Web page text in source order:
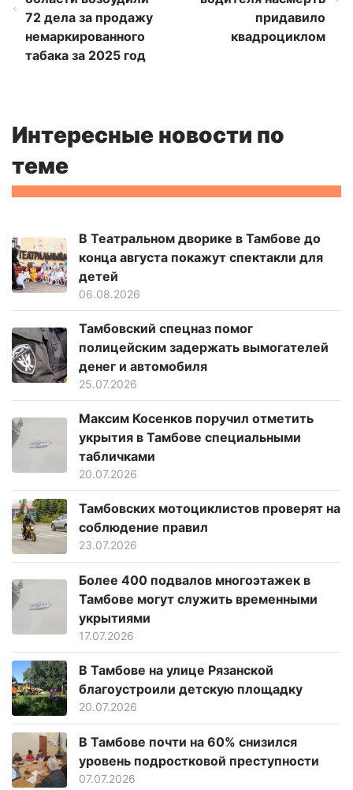
72 дела за продажу
немаркированного
табака за 2025 год
придавило
квадроциклом
Интересные новости по
теме
В Театральном дворике в Тамбове до
конца августа покажут спектакли для
детей
06.08.2026
Тамбовский спецназ помог
полицейским задержать вымогателей
денег и автомобиля
25.07.2026
Максим Косенков поручил отметить
укрытия в Тамбове специальными
табличками
20.07.2026
Тамбовских мотоциклистов проверят на
соблюдение правил
23.07.2026
Более 400 подвалов многоэтажек в
Тамбове могут служить временными
укрытиями
17.07.2026
В Тамбове на улице Рязанской
благоустроили детскую площадку
20.07.2026
В Тамбове почти на 60% снизился
уровень подростковой преступности
07.07.2026